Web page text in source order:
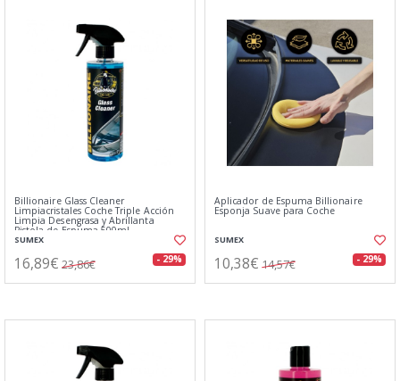
Billionaire Glass Cleaner
Limpiacristales Coche Triple Acción
Limpia Desengrasa y Abrillanta
Pistola de Espuma 500ml
SUMEX
16,89€ 23,86€ - 29%
Aplicador de Espuma Billionaire
Esponja Suave para Coche
SUMEX
10,38€ 14,57€ - 29%